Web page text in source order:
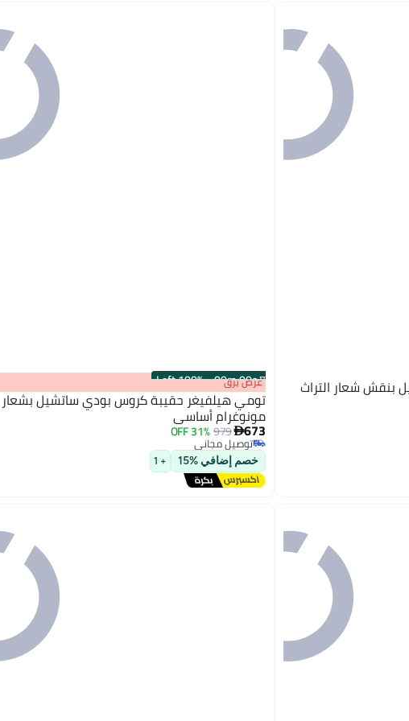
بنقش شعار التراث 00m:00s
·
100% Left عرض برق
تومي هيلفيغر حقيبة كروس بودي ساتشيل بشعار
مونوغرام أساسي
673
979
31% OFF
توصيل مجاني
توصيل مجاني
خصم إضافي %15 + 1